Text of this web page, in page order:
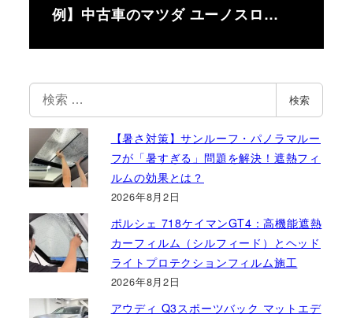
例】中古車のマツダ ユーノスロ…
索
検索
【暑さ対策】サンルーフ・パノラマルー
フが「暑すぎる」問題を解決！遮熱フィ
ルムの効果とは？
2026年8月2日
ポルシェ 718ケイマンGT4：高機能遮熱
カーフィルム（シルフィード）とヘッド
ライトプロテクションフィルム施工
2026年8月2日
アウディ Q3スポーツバック マットエデ